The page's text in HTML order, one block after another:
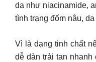
da như niacinamide,
tình trạng đốm nâu,
Vì là dạng tinh chất
dễ dàn trải tan nhanh